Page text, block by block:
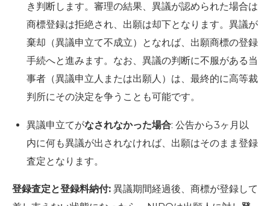
き判断します。審理の結果、異議が認められた場合は
商標登録は拒絶され、出願は却下となります。異議が
棄却（異議申立て不成立）となれば、出願商標の登録
手続へと進みます。なお、異議の判断に不服がある当
事者（異議申立人または出願人）は、最終的に高等裁
判所にその決定を争うことも可能です。
異議申立てがなされなかった場合: 公告から3ヶ月以
内に何も異議が出されなければ、出願はそのまま登録
査定となります。
登録査定と登録料納付: 異議期間経過後、商標が登録して